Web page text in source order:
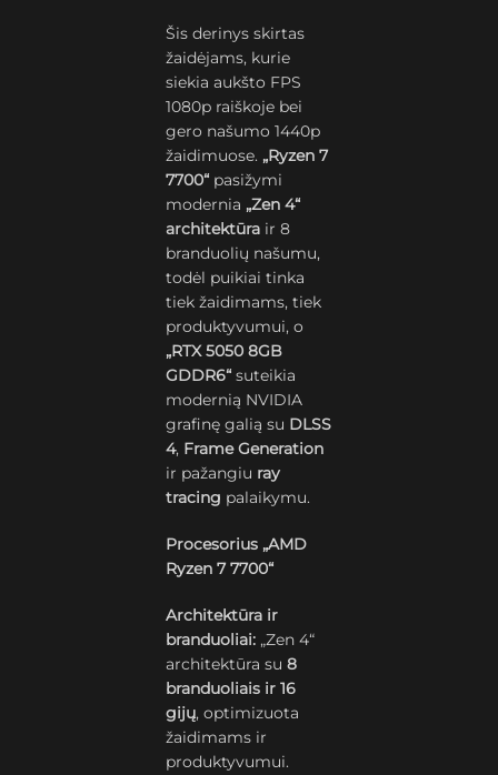
Šis derinys skirtas
žaidėjams, kurie
siekia aukšto FPS
1080p raiškoje bei
gero našumo 1440p
žaidimuose. „Ryzen 7
7700“ pasižymi
modernia „Zen 4“
architektūra ir 8
branduolių našumu,
todėl puikiai tinka
tiek žaidimams, tiek
produktyvumui, o
„RTX 5050 8GB
GDDR6“ suteikia
modernią NVIDIA
grafinę galią su DLSS
4, Frame Generation
ir pažangiu ray
tracing palaikymu.
Procesorius „AMD
Ryzen 7 7700“
Architektūra ir
branduoliai: „Zen 4“
architektūra su8
branduoliais ir 16
gijų, optimizuota
žaidimams ir
produktyvumui.